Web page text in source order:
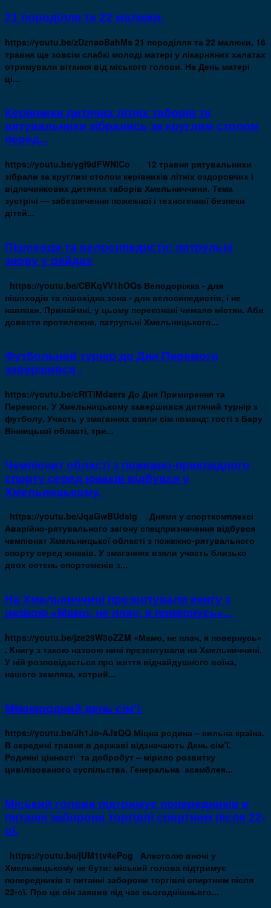
21 породілля та 22 малюки.
https://youtu.be/zDznaoBahMs 21 породілля та 22 малюки. 16
травня ще зовсім слабкі молоді матері у лікарняних халатах
отримували вітання від міського голови. На День матері
ці...
Керівники дитячих літніх таборів та
рятувальники зібрались за круглим столом
перед...
https://youtu.be/ygI9dFWNlCo 12 травня рятувальники
зібрали за круглим столом керівників літніх оздоровчих і
відпочинкових дитячих таборів Хмельниччини. Тема
зустрічі — забезпечення пожежної і техногенної безпеки
дітей...
Пішоходи та велосипедисти: патрульні
знову у рейдах
https://youtu.be/CBKqVV1hOQs Велодоріжка - для
пішоходів та пішохідна зона - для велосипедистів, і не
навпаки. Принаймні, у цьому переконані чимало містян. Аби
довести протилежне, патрульні Хмельницького...
Футбольний турнір до Дня Перемоги
завершився .
https://youtu.be/cRfTlMdaers До Дня Примирення та
Перемоги. У Хмельницькому завершився дитячий турнір з
футболу. Участь у змаганнях взяли сім команд: гості з Бару
Вінницької області, три...
Чемпіонат області з пожежно-прикладного
спорту серед юнаків відбувся у
Хмельницькому.
https://youtu.be/JqaGwBUdslg Днями у спорткомплексі
Аварійно-рятувального загону спецпризначення відбувся
чемпіонат Хмельницької області з пожежно-рятувального
спорту серед юнаків. У змаганнях взяли участь близько
двох сотень спортсменів з...
На Хмельниччині презентували книгу з
назвою «Мамо, не плач, я повернусь»...
https://youtu.be/jze29W3oZZM «Мамо, не плач, я повернусь»
. Книгу з такою назвою нині презентували на Хмельниччині.
У ній розповідається про життя відчайдушного воїна,
нашого земляка, котрий...
Міжнародний день сім’ї.
https://youtu.be/Jh1Jo-AJxQQ Міцна родина – сильна країна.
В середині травня в державі відзначають День сім’ї.
Родинні цінності та добробут – мірило розвитку
цивілізованого суспільства. Генеральна асамблея...
Міський голова підтримує попередників в
питанні заборони торгівлі спиртним після 22-
ої.
https://youtu.be/jUM1tv4ePog Алкоголю вночі у
Хмельницькому не бути: міський голова підтримує
попередників в питанні заборони торгівлі спиртним після
22-ої. Про це він заявив під час сьогоднішнього...